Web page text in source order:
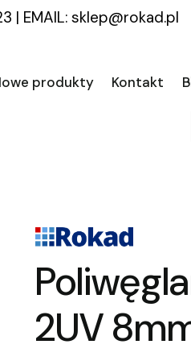
| EMAIL: sklep@rokad.pl
produkty Kontakt
2UV